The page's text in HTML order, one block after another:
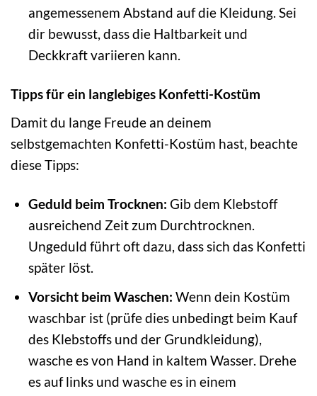
angemessenem Abstand auf die Kleidung. Sei
dir bewusst, dass die Haltbarkeit und
Deckkraft variieren kann.
Tipps für ein langlebiges Konfetti-Kostüm
Damit du lange Freude an deinem
selbstgemachten Konfetti-Kostüm hast, beachte
diese Tipps:
Geduld beim Trocknen: Gib dem Klebstoff
ausreichend Zeit zum Durchtrocknen.
Ungeduld führt oft dazu, dass sich das Konfetti
später löst.
Vorsicht beim Waschen: Wenn dein Kostüm
waschbar ist (prüfe dies unbedingt beim Kauf
des Klebstoffs und der Grundkleidung),
wasche es von Hand in kaltem Wasser. Drehe
es auf links und wasche es in einem